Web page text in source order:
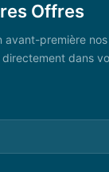
Offres
avant-première nos
dans